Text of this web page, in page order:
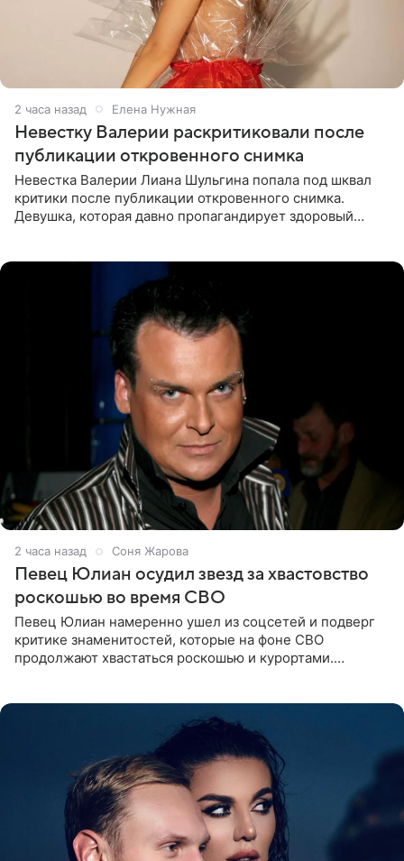
2 часа назад Елена Нужная
Невестку Валерии раскритиковали после
публикации откровенного снимка
Невестка Валерии Лиана Шульгина попала под шквал
критики после публикации откровенного снимка.
Девушка, которая давно пропагандирует здоровый
2 часа назад Соня Жарова
Певец Юлиан осудил звезд за хвастовство
роскошью во время СВО
Певец Юлиан намеренно ушел из соцсетей и подверг
критике знаменитостей, которые на фоне СВО
продолжают хвастаться роскошью и курортами.